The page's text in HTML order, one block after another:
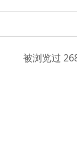
被浏览过